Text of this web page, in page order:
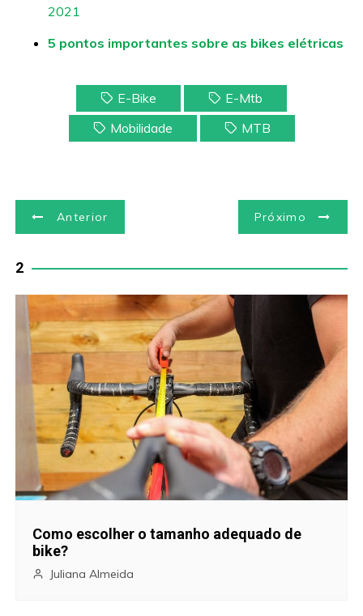
2021
5 pontos importantes sobre as bikes elétricas
E-Bike
E-Mtb
Mobilidade
MTB
N
v
e
g
o
Anterior Próximo
2
Como escolher o tamanho adequado de
bike?
Juliana Almeida